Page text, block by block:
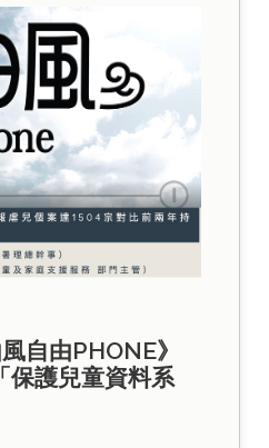
自由PHONE》
護兒童資料系